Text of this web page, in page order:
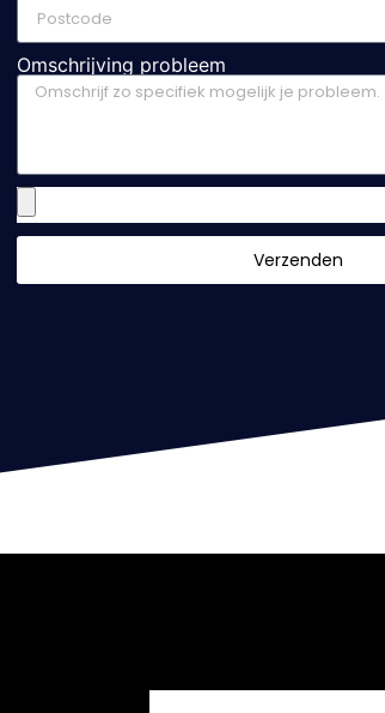
Omschrijving probleem
Verzenden